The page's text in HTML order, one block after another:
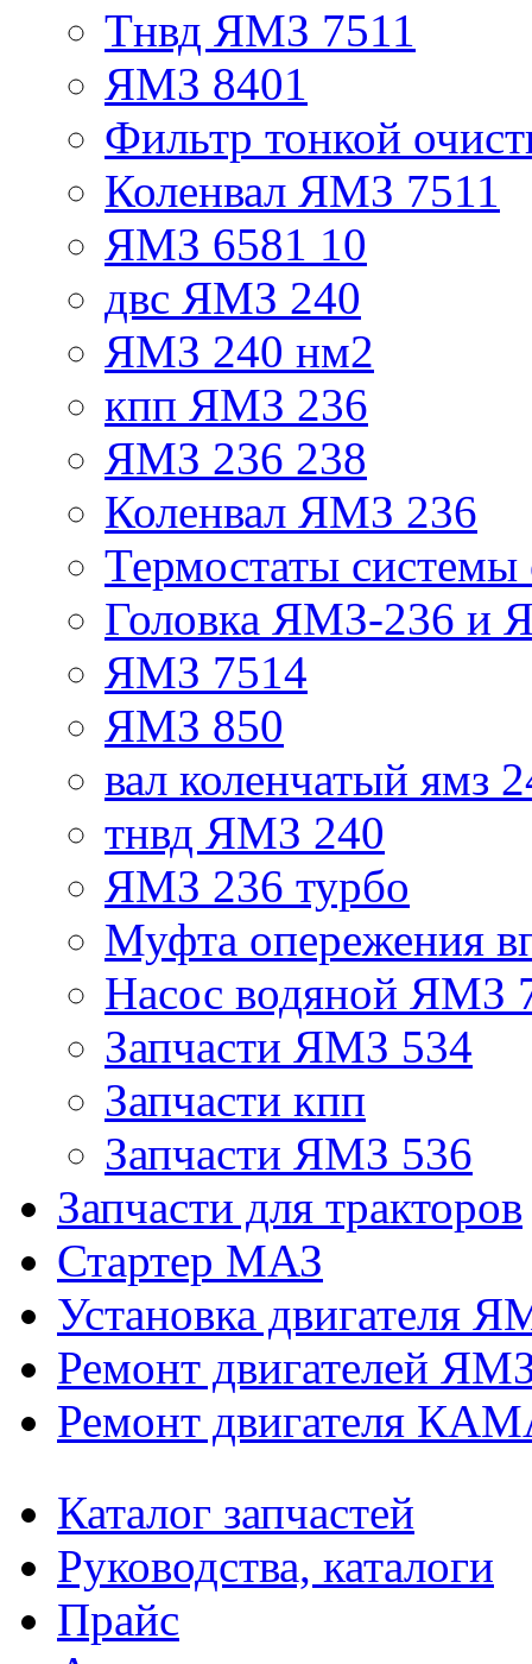
Тнвд ЯМЗ 7511
ЯМЗ 8401
Фильтр тонкой
Коленвал ЯМЗ 7511
ЯМЗ 6581 10
двс ЯМЗ 240
ЯМЗ 240 нм2
кпп ЯМЗ 236
ЯМЗ 236 238
Коленвал ЯМЗ 236
Термостаты
Головка ЯМЗ-236 и
ЯМЗ 7514
ЯМЗ 850
вал коленчатый ямз
тнвд ЯМЗ 240
ЯМЗ 236 турбо
Муфта опережения
Насос водяной ЯМЗ
Запчасти ЯМЗ 534
Запчасти кпп
Запчасти ЯМЗ 536
Запчасти для тракторов
Стартер МАЗ
Установка двигателя
Ремонт двигателей
Ремонт двигателя
Каталог запчастей
Руководства, каталоги
Прайс